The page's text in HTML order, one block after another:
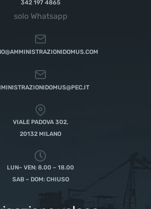
342 197 4865
solo Whatsapp
VIALE PADOVA 302,
20132 MILANO
LUN– VEN: 8.00 – 18.00
SAB – DOM: CHIUSO